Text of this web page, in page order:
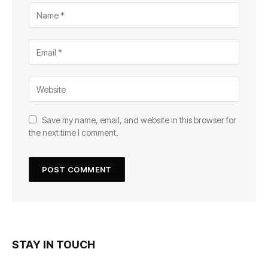
Save my name, email, and website in this browser for
the next time I comment.
STAY IN TOUCH